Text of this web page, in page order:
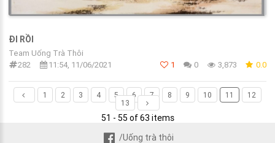
ĐI RỒI
Team Uống Trà Thôi
282
11:54, 11/06/2021 1 0 3,873 0.0
1 2 3 4 5 6 7 8 9 10 11
12
13
51 - 55 of 63 items
/Uống trà thôi